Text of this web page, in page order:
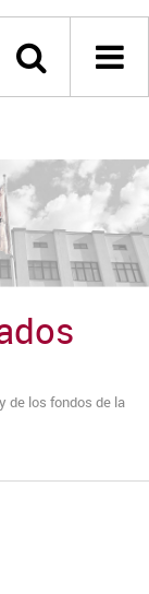
de los fondos de la